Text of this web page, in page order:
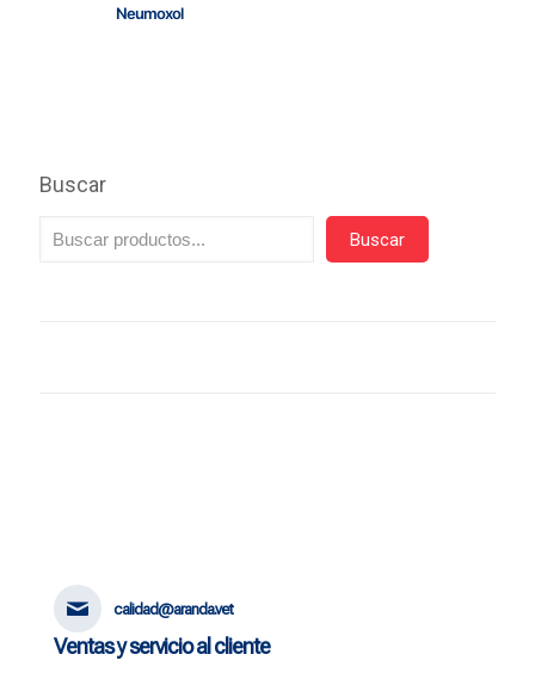
Neumoxol
Buscar
Buscar
calidad@aranda.vet
Ventas y servicio al cliente